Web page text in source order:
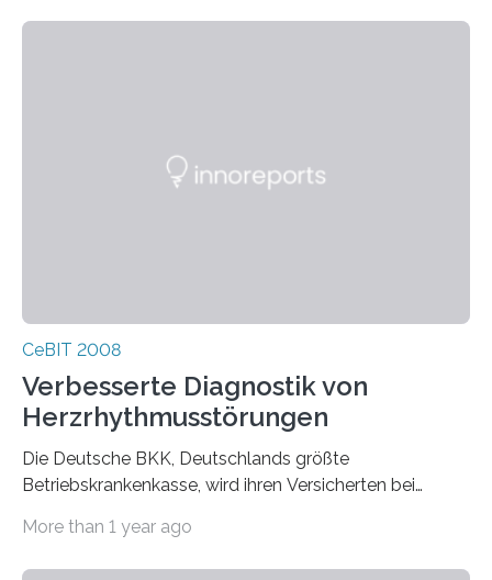
CeBIT 2008
Verbesserte Diagnostik von
Herzrhythmusstörungen
Die Deutsche BKK, Deutschlands größte
Betriebskrankenkasse, wird ihren Versicherten bei
telemedizinische…
More than 1 year ago